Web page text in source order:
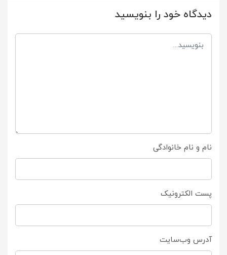
دیدگاه خود را بنویسید
نام و نام خانوادگی
پست الکترونیک
آدرس وب‌سایت